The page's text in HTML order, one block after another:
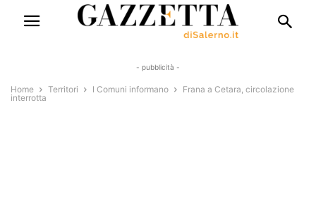
- pubblicità -
Home Territori I Comuni informano
Frana a Cetara, circolazione
interrotta